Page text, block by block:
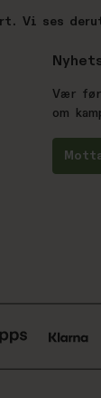
Vi ses
Vær
om